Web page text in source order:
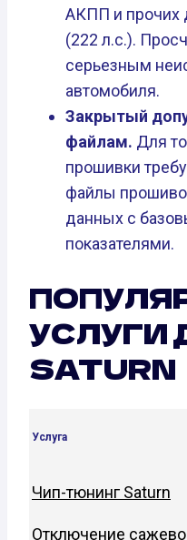
АКПП и прочих
(222 л.с.).
серьезным
автомобиля.
Закрытый
файлам. Для
прошивки
файлы
данных с
показателями.
УСЛУГИ
SATURN
Услуга
Чип-тюнинг Saturn
Отключение